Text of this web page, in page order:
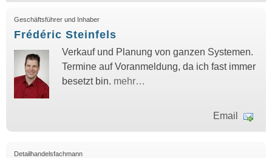
Geschäftsführer und Inhaber
Frédéric Steinfels
Verkauf und Planung von ganzen Systemen.
Termine auf Voranmeldung, da ich fast immer
besetzt bin. mehr…
Email
Detailhandelsfachmann